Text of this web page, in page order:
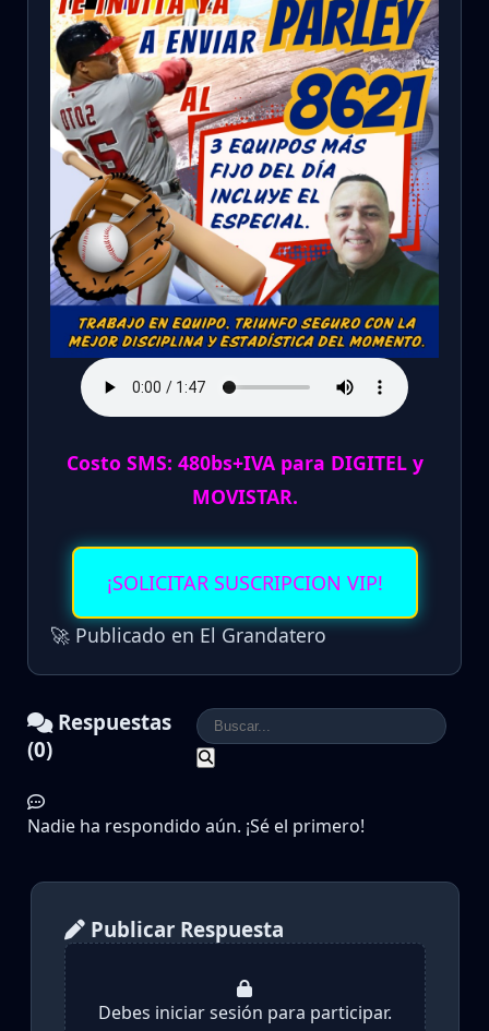
Costo SMS: 480bs+IVA para DIGITEL y
MOVISTAR.
¡SOLICITAR SUSCRIPCION VIP!
🚀 Publicado en El Grandatero
Respuestas
(0)
Nadie ha respondido aún. ¡Sé el primero!
Publicar Respuesta
Debes iniciar sesión para participar.